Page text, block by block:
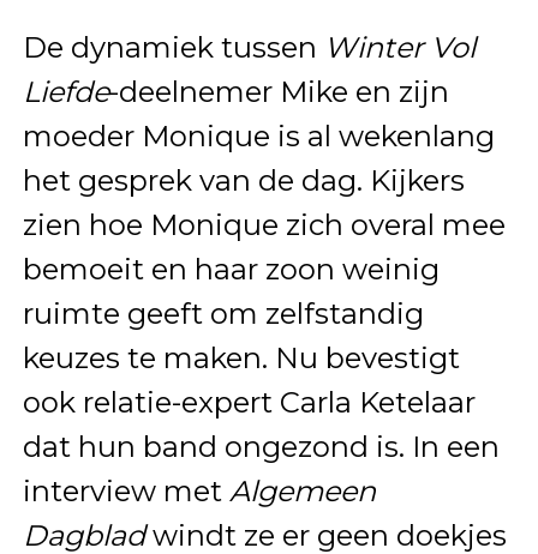
De dynamiek tussen Winter Vol
Liefde-deelnemer Mike en zijn
moeder Monique is al wekenlang
het gesprek van de dag. Kijkers
zien hoe Monique zich overal mee
bemoeit en haar zoon weinig
ruimte geeft om zelfstandig
keuzes te maken. Nu bevestigt
ook relatie-expert Carla Ketelaar
dat hun band ongezond is. In een
interview met Algemeen
Dagbladwindt ze er geen doekjes